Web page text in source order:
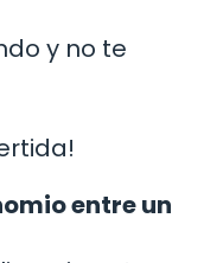
y no te
entre un